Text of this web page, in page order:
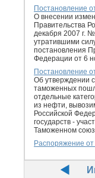
Постановление
О внесении
Правительства
декабря 2007 г.
утратившими
постановления
Федерации от 6
Постановление
Об утверждении
таможенных
отдельные
из нефти,
Российской
государств -
Таможенном
Распоряжение